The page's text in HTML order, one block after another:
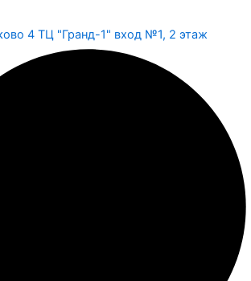
4 ТЦ "Гранд-1" вход №1, 2 этаж